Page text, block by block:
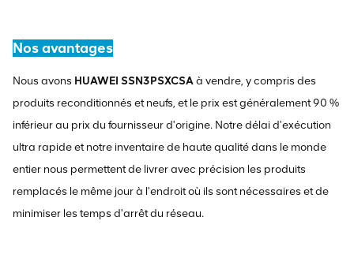
Nos avantages
Nous avons HUAWEI SSN3PSXCSAà vendre, y compris des
produits reconditionnés et neufs, et le prix est généralement 90 %
inférieur au prix du fournisseur d'origine. Notre délai d'exécution
ultra rapide et notre inventaire de haute qualité dans le monde
entier nous permettent de livrer avec précision les produits
remplacés le même jour à l'endroit où ils sont nécessaires et de
minimiser les temps d'arrêt du réseau.